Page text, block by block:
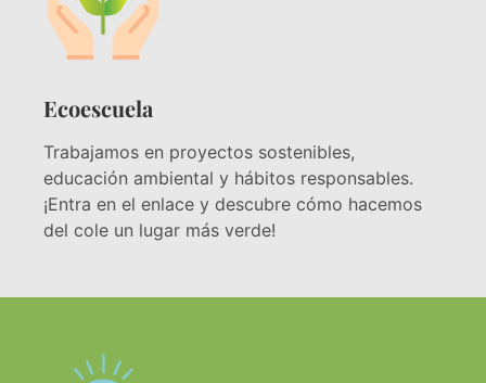
Ecoescuela
Trabajamos en proyectos sostenibles,
educación ambiental y hábitos responsables.
¡Entra en el enlace y descubre cómo hacemos
del cole un lugar más verde!